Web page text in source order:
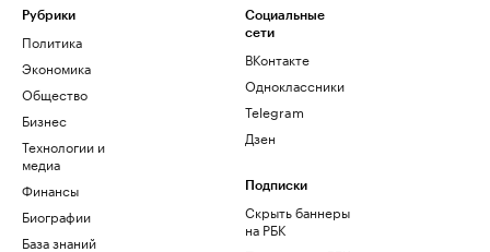
Рубрики
Политика
Экономика
Общество
Бизнес
Технологии и
медиа
Финансы
Биографии
База знаний
Социальные
сети
ВКонтакте
Одноклассники
Telegram
Дзен
Подписки
Скрыть баннеры
на РБК